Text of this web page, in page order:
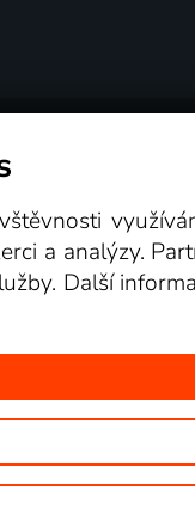
stanic, které můžete
a analýzy.
Další